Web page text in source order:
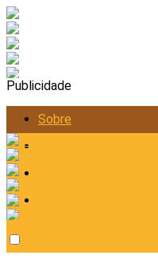
Publicidade
Sobre